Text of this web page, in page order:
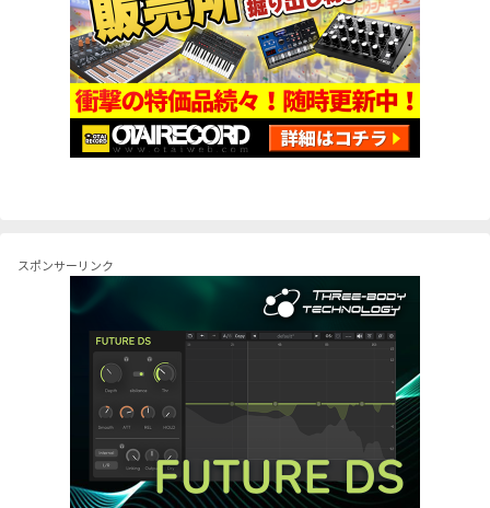
スポンサーリンク